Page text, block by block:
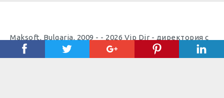
Maksoft, Bulgaria, 2009 - - 2026 Vip Dir - директория с
полезни телефони |